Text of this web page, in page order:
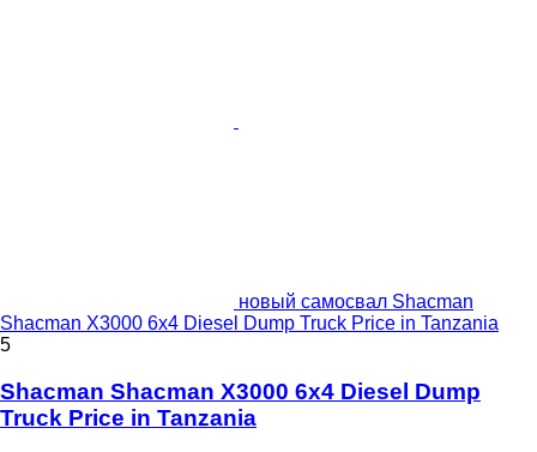
новый самосвал Shacman
Shacman X3000 6x4 Diesel Dump Truck Price in Tanzania
5
Shacman Shacman X3000 6x4 Diesel Dump
Truck Price in Tanzania